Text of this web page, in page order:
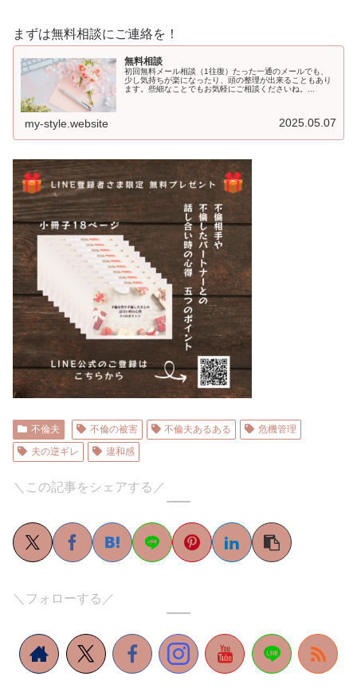
まずは無料相談にご連絡を！
無料相談
初回無料メール相談（1往復）たった一通のメールでも、
少し気持ちが楽になったり、頭の整理が出来ることもあり
ます。些細なことでもお気軽にご相談くださいね。...
my-style.website 2025.05.07
不倫夫 不倫の被害 不倫夫あるある
危機管理
夫の逆ギレ
違和感
＼この記事をシェアする／
＼フォローする／